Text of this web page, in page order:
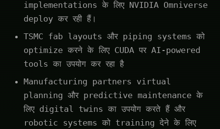
implementations के लिए NVIDIA Omniverse
deploy कर रही हैं।
TSMC fab layouts और piping systems को
optimize करने के लिए CUDA पर AI-powered
tools का उपयोग कर रहा है
Manufacturing partners virtual
planning और predictive maintenance के
लिए digital twins का उपयोग करते हैं और
robotic systems को training देने के लिए